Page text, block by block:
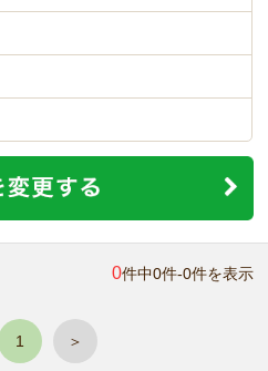
0件中0件-0件を表示
1 ＞